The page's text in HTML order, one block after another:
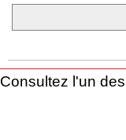
Consultez l'un